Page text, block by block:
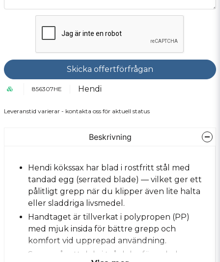
Skicka offertförfrågan
856307HE Hendi
Leveranstid varierar - kontakta oss för aktuell status
Beskrivning
Hendi kökssax har blad i rostfritt stål med
tandad egg (serrated blade) — vilket ger ett
pålitligt grepp när du klipper även lite halta
eller sladdriga livsmedel.
Handtaget är tillverkat i polypropen (PP)
med mjuk insida för bättre grepp och
komfort vid upprepad användning.
Saxen går att dela i två delar för enkel